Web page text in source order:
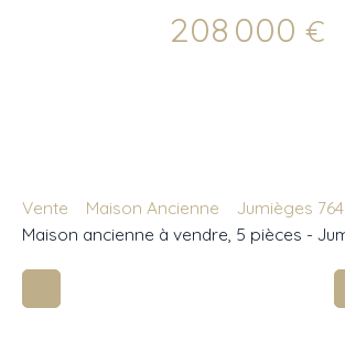
208 000 €
Vente Maison Ancienne
Jumièges
Maison ancienne à vendre, 5 pièces -